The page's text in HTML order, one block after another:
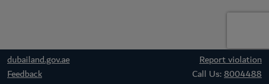
dubailand.gov.ae
Report violation
Feedback
Call Us:8004488